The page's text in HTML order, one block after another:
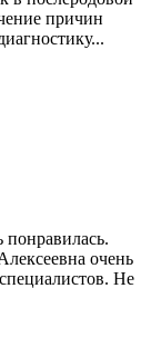
причин
очень
Не